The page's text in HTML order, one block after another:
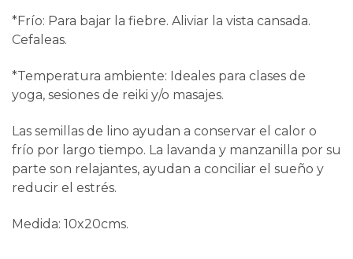
*Frío: Para bajar la fiebre. Aliviar la vista cansada.
Cefaleas.
*Temperatura ambiente: Ideales para clases de
yoga, sesiones de reiki y/o masajes.
Las semillas de lino ayudan a conservar el calor o
frío por largo tiempo. La lavanda y manzanilla por su
parte son relajantes, ayudan a conciliar el sueño y
reducir el estrés.
Medida: 10x20cms.